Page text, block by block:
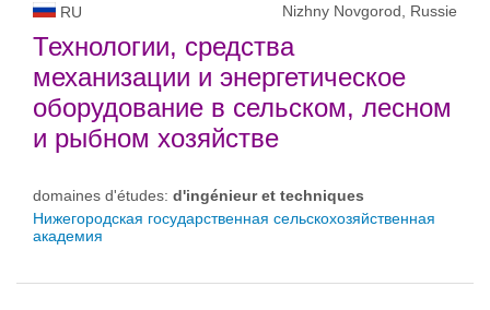
RU Nizhny Novgorod, Russie
Технологии, средства
механизации и энергетическое
оборудование в сельском, лесном
и рыбном хозяйстве
domaines d'études: d'ingénieur et techniques
Нижегородская государственная сельскохозяйственная
академия